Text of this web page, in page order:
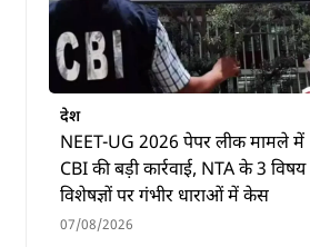
देश
NEET-UG 2026 पेपर लीक मामले में
CBI की बड़ी कार्रवाई, NTA के 3 विषय
विशेषज्ञों पर गंभीर धाराओं में केस
07/08/2026